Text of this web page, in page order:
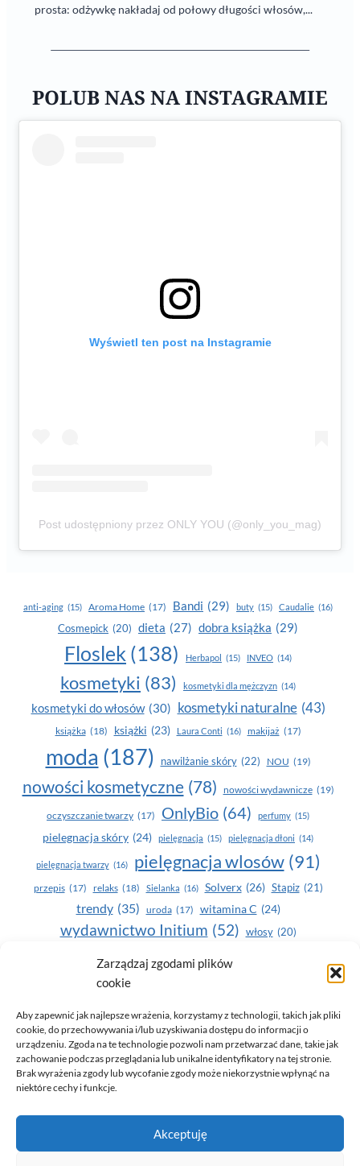
Zarządzaj zgodami plików
cookie
Aby zapewnić jak najlepsze wrażenia, korzystamy z technologii, takich jak pliki
cookie, do przechowywania i/lub uzyskiwania dostępu do informacji o
urządzeniu. Zgoda na te technologie pozwoli nam przetwarzać dane, takie jak
zachowanie podczas przeglądania lub unikalne identyfikatory na tej stronie.
Brak wyrażenia zgody lub wycofanie zgody może niekorzystnie wpłynąć na
niektóre cechy i funkcje.
Akceptuję
prosta: odżywkę nakładaj od połowy długości włosów,...
POLUB NAS NA INSTAGRAMIE
Wyświetl ten post na Instagramie
Post udostępniony przez ONLY YOU (@only_you_mag)
anti-aging (15) Aroma Home (17) Bandi (29) buty (15) Caudalie (16)
Cosmepick (20) dieta (27) dobra książka (29)
Floslek (138) Herbapol (15) INVEO (14)
kosmetyki (83) kosmetyki dla mężczyzn (14)
kosmetyki do włosów (30) kosmetyki naturalne (43)
książka (18) książki (23) Laura Conti (16) makijaż (17)
moda (187) nawilżanie skóry (22) NOU (19)
nowości kosmetyczne (78) nowości wydawnicze (19)
oczyszczanie twarzy (17) OnlyBio (64) perfumy (15)
pielegnacja skóry (24) pielęgnacja (15) pielęgnacja dłoni (14)
pielęgnacja twarzy (16) pielęgnacja wlosów (91)
przepis (17) relaks (18) Sielanka (16) Solverx (26) Stapiz (21)
trendy (35) uroda (17) witamina C (24)
wydawnictwo Initium (52) włosy (20)
Yasumi(164) zdrowe zęby
zdrowie
© 2026 Only You - portal dla kobiet (uroda, moda, zdrowie)
opracowanie:AZDOBRESTRONY